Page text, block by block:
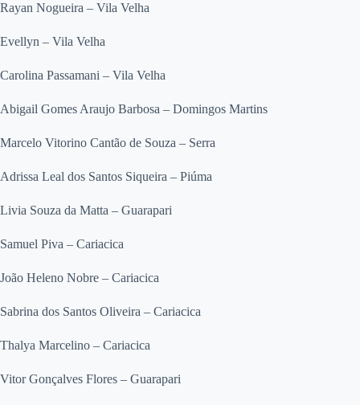
Rayan Nogueira – Vila Velha
Evellyn – Vila Velha
Carolina Passamani – Vila Velha
Abigail Gomes Araujo Barbosa – Domingos Martins
Marcelo Vitorino Cantão de Souza – Serra
Adrissa Leal dos Santos Siqueira – Piúma
Livia Souza da Matta – Guarapari
Samuel Piva – Cariacica
João Heleno Nobre – Cariacica
Sabrina dos Santos Oliveira – Cariacica
Thalya Marcelino – Cariacica
Vitor Gonçalves Flores – Guarapari